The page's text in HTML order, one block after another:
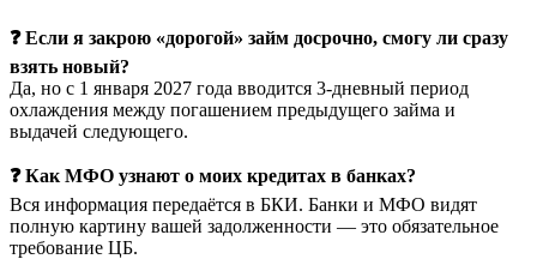
❓ Если я закрою «дорогой» займ досрочно, смогу ли сразу
взять новый?
Да, но с 1 января 2027 года вводится 3-дневный период
охлаждения между погашением предыдущего займа и
выдачей следующего.
❓ Как МФО узнают о моих кредитах в банках?
Вся информация передаётся в БКИ. Банки и МФО видят
полную картину вашей задолженности — это обязательное
требование ЦБ.